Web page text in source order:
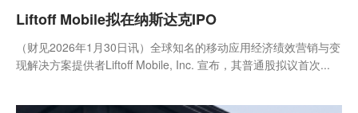
Liftoff Mobile拟在纳斯达克IPO
（财见2026年1月30日讯）全球知名的移动应用经济绩效营销与变
现解决方案提供者Liftoff Mobile, Inc. 宣布，其普通股拟议首次...